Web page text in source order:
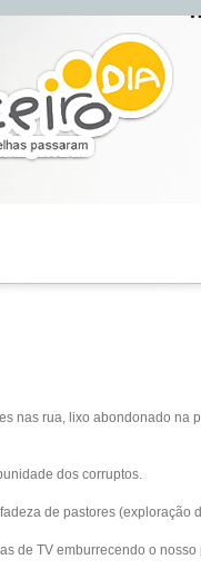
nas rua, lixo abondonado na
dos corruptos.
de pastores (exploração
de TV emburrecendo o